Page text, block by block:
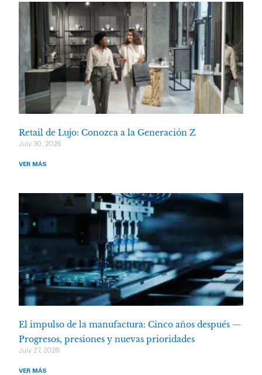
Retail de Lujo: Conozca a la Generación Z
July 30, 2026
VER MÁS
El impulso de la manufactura: Cinco años después —
Progresos, presiones y nuevas prioridades
July 27, 2026
VER MÁS